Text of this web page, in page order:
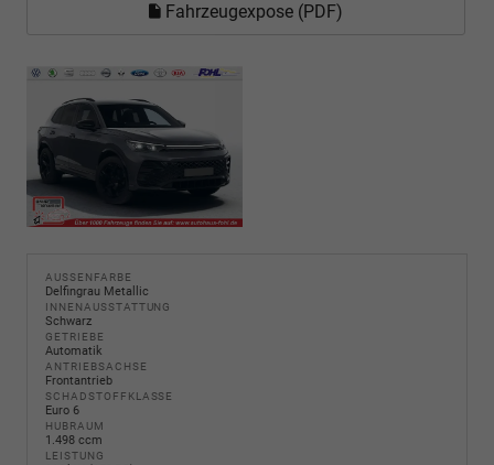
Fahrzeugexpose (PDF)
AUSSENFARBE
Delfingrau Metallic
INNENAUSSTATTUNG
Schwarz
GETRIEBE
Automatik
ANTRIEBSACHSE
Frontantrieb
SCHADSTOFFKLASSE
Euro 6
HUBRAUM
1.498 ccm
LEISTUNG